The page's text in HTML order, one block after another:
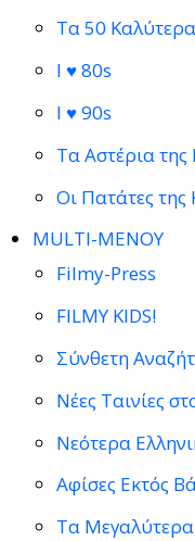
Τα 50
I ♥ 80s
I ♥ 90s
Τα Αστέρια της
Οι Πατάτες της
MULTI-ΜΕΝΟΥ
Filmy-Press
FILMY KIDS!
Σύνθετη
Νέες Ταινίες
Νεότερα
Αφίσες Εκτός
Τα